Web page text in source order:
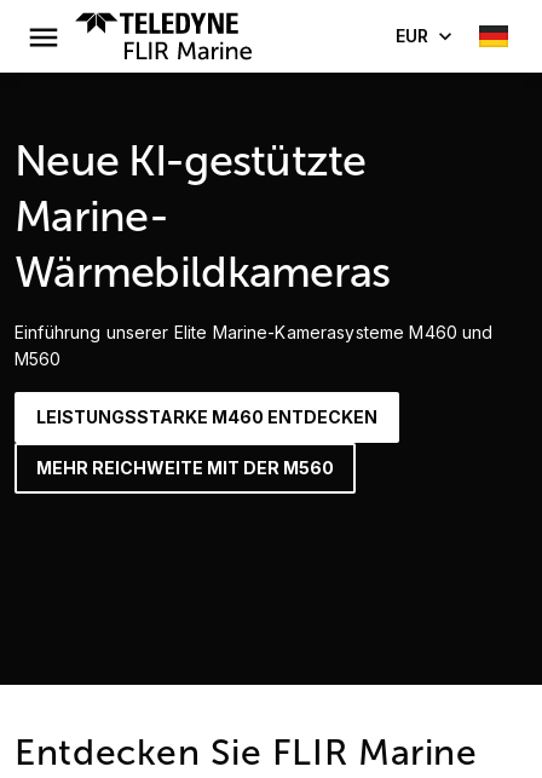
EUR
Neue KI-gestützte
Marine-
Wärmebildkameras
Einführung unserer Elite Marine-Kamerasysteme M460 und
M560
LEISTUNGSSTARKE M460 ENTDECKEN
MEHR REICHWEITE MIT DER M560
Entdecken Sie FLIR Marine